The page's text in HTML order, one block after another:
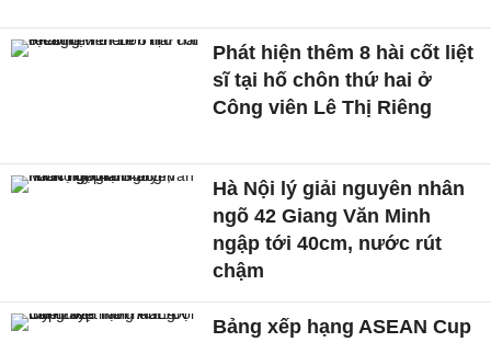
Phát hiện thêm 8 hài cốt liệt
sĩ tại hố chôn thứ hai ở
Công viên Lê Thị Riêng
Hà Nội lý giải nguyên nhân
ngõ 42 Giang Văn Minh
ngập tới 40cm, nước rút
chậm
Bảng xếp hạng ASEAN Cup